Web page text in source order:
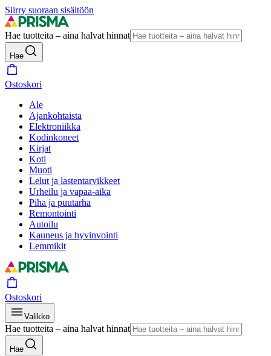
Siirry suoraan sisältöön
Hae tuotteita – aina halvat hinnat
Hae
Ostoskori
Ale
Ajankohtaista
Elektroniikka
Kodinkoneet
Kirjat
Koti
Muoti
Lelut ja lastentarvikkeet
Urheilu ja vapaa-aika
Piha ja puutarha
Remontointi
Autoilu
Kauneus ja hyvinvointi
Lemmikit
Ostoskori
Valikko
Hae tuotteita – aina halvat hinnat
Hae